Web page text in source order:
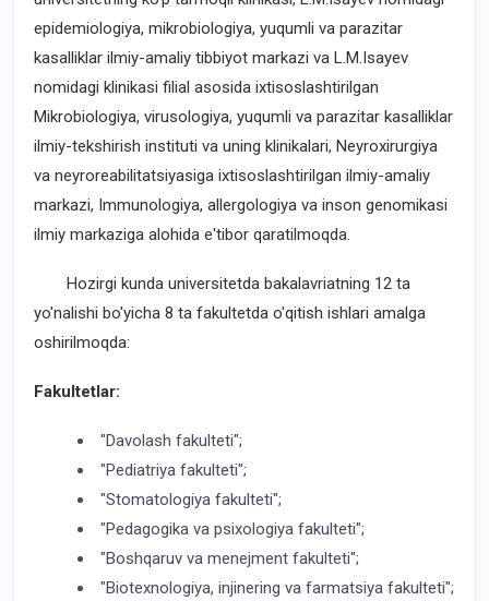
epidemiologiya, mikrobiologiya, yuqumli va parazitar
kasalliklar ilmiy-amaliy tibbiyot markazi va L.M.Isayev
nomidagi klinikasi filial asosida ixtisoslashtirilgan
Mikrobiologiya, virusologiya, yuqumli va parazitar kasalliklar
ilmiy-tekshirish instituti va uning klinikalari, Neyroxirurgiya
va neyroreabilitatsiyasiga ixtisoslashtirilgan ilmiy-amaliy
markazi, Immunologiya, allergologiya va inson genomikasi
ilmiy markaziga alohida e'tibor qaratilmoqda.
Hozirgi kunda universitetda bakalavriatning 12 ta
yo'nalishi bo'yicha 8 ta fakultetda o'qitish ishlari amalga
oshirilmoqda:
Fakultetlar:
"Davolash fakulteti";
"Pediatriya fakulteti";
"Stomatologiya fakulteti";
"Pedagogika va psixologiya fakulteti";
"Boshqaruv va menejment fakulteti";
"Biotexnologiya, injinering va farmatsiya fakulteti";